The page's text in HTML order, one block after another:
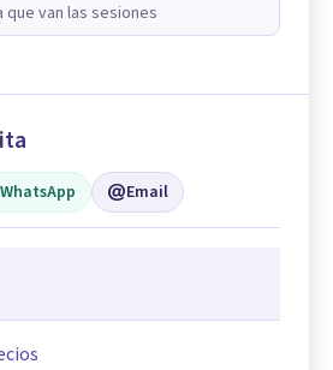
que van las sesiones
WhatsApp Email